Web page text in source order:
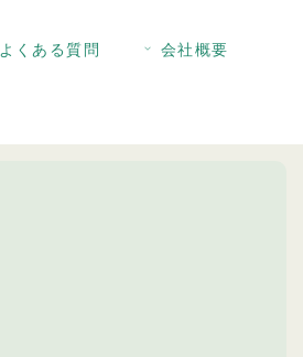
よくある質問
会社概要